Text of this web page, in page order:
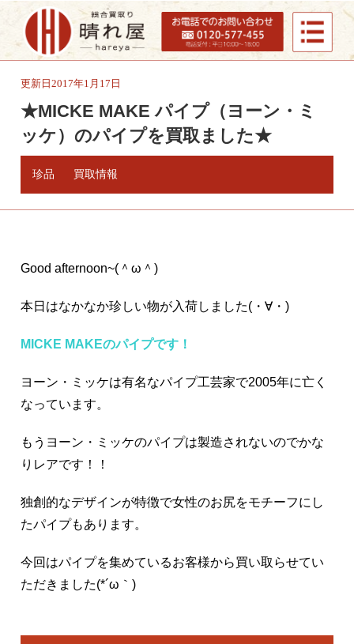
更新日2017年1月17日
★MICKE MAKE パイプ（ヨーン・ミ
ッケ）のパイプを買取ました★
珍品 買取情報
Good afternoon~(＾ω＾)
本日はなかなか珍しい物が入荷しました(・∀・)
MICKE MAKEのパイプです！
ヨーン・ミッケは有名なパイプ工芸家で2005年に亡く
なっています。
もうヨーン・ミッケのパイプは製造されないのでかな
りレアです！！
独創的なデザインが特徴で女性のお尻をモチーフにし
たパイプもあります。
今回はパイプを集めているお客様から買い取らせてい
ただきました(*´ω｀)